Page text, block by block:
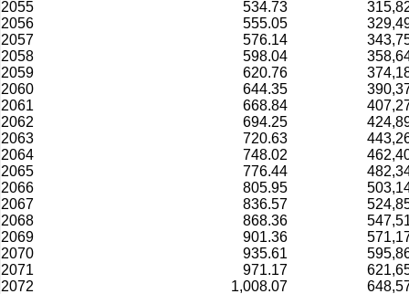
2055
534.73
2056
555.05
2057
576.14
2058
598.04
2059
620.76
2060
644.35
2061
668.84
2062
694.25
2063
720.63
2064
748.02
2065
776.44
2066
805.95
2067
836.57
2068
868.36
2069
901.36
2070
935.61
2071
971.17
2072
1,008.07